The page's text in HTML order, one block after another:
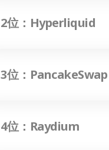
2位：Hyperliquid
3位：PancakeSwap
4位：Raydium